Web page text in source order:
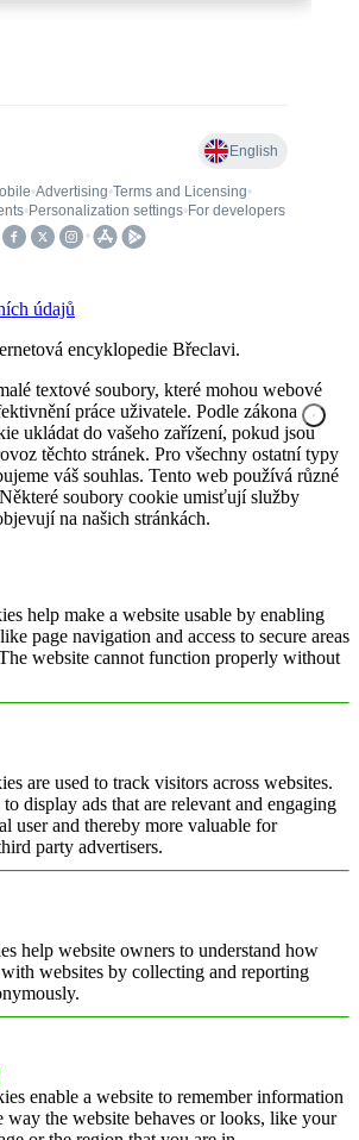
údajů
encyklopedie Břeclavi.
textové soubory, které mohou webové
práce uživatele. Podle zákona
ukládat do vašeho zařízení, pokud jsou
těchto stránek. Pro všechny ostatní typy
váš souhlas. Tento web používá různé
soubory cookie umisťují služby
na našich stránkách.
help make a website usable by enabling
page navigation and access to secure areas
website cannot function properly without
are used to track visitors across websites.
display ads that are relevant and engaging
user and thereby more valuable for
party advertisers.
help website owners to understand how
websites by collecting and reporting
enable a website to remember information
way the website behaves or looks, like your